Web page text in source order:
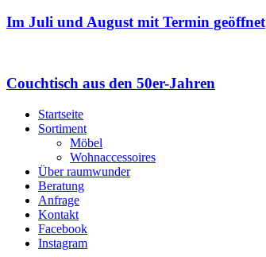
Im Juli und August mit Termin geöffnet
Couchtisch aus den 50er-Jahren
Startseite
Sortiment
Möbel
Wohnaccessoires
Über raumwunder
Beratung
Anfrage
Kontakt
Facebook
Instagram